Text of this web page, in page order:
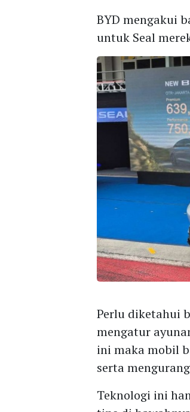
BYD mengakui
untuk Seal
Perlu diketahui
mengatur
ini maka mobil
serta
Teknologi ini